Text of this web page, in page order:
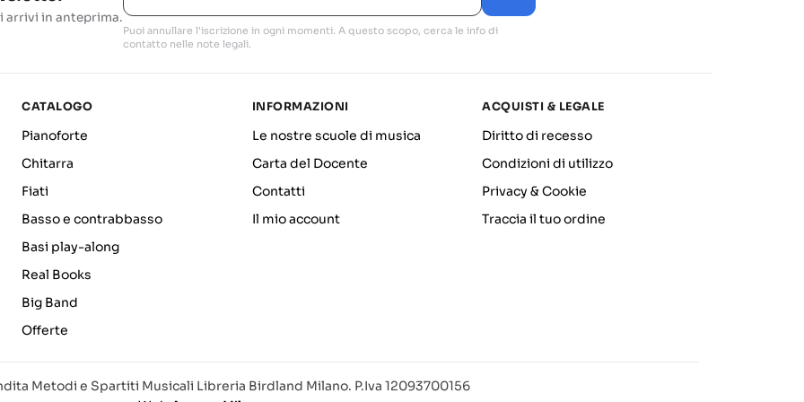
arrivi in anteprima.
Puoi annullare l'iscrizione in ogni momenti. A questo scopo, cerca le info di
contatto nelle note legali.
CATALOGO
Pianoforte
Chitarra
Fiati
Basso e contrabbasso
Basi play-along
Real Books
Big Band
Offerte
INFORMAZIONI
Le nostre scuole di musica
Carta del Docente
Contatti
Il mio account
ACQUISTI & LEGALE
Diritto di recesso
Condizioni di utilizzo
Privacy & Cookie
Traccia il tuo ordine
Metodi e Spartiti Musicali Libreria Birdland Milano. P.Iva 12093700156